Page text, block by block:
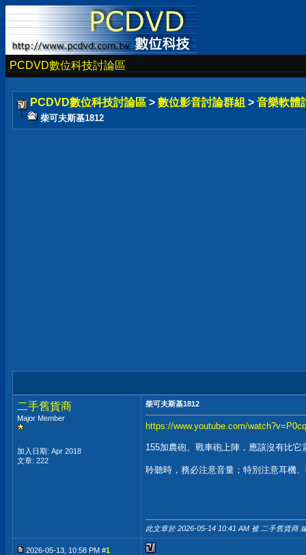
PCDVD數位科技討論區
PCDVD數位科技討論區 > 數位影音討論群組 > 音樂軟體
柴可夫斯基1812
二手舊貨商
Major Member
加入日期: Apr 2018
文章: 222
柴可夫斯基1812
https://www.youtube.com/
155加農砲、戰車砲上陣，應該沒有比它
聆聽時，務必注意音量；特別注意耳機
此文章於 2026-05-14 10:41 AM 被 二手舊貨商
2026-05-13, 10:58 PM #1